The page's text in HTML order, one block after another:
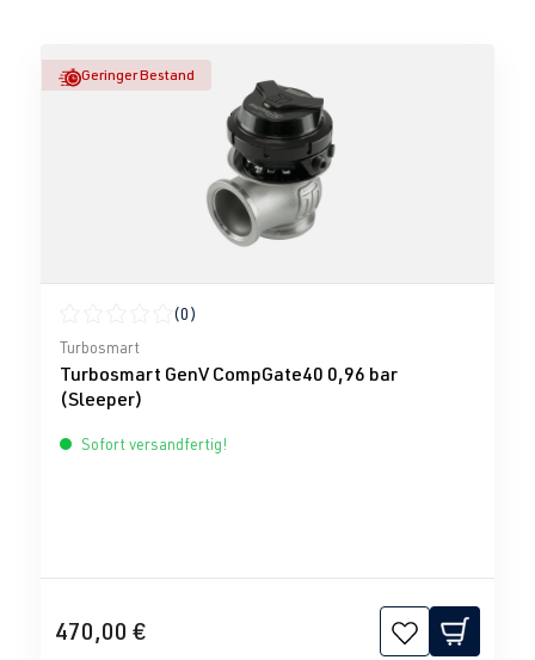
Geringer Bestand
Durchschnittliche Bewertung von 0 von 5 Sternen
(0)
Turbosmart
Turbosmart GenV CompGate40 0,96 bar
(Sleeper)
Sofort versandfertig!
470,00 €